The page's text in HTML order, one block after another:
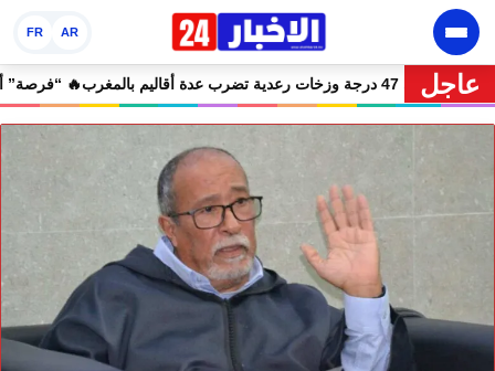
AR
FR
عاجل
🔥 نشرة إنذارية.. موجة حر تصل إلى 47 درجة وزخات رعدية تضرب عدة أقاليم بالمغرب